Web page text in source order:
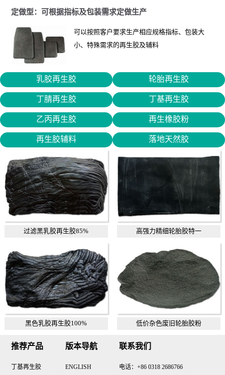
定做型：可根据指标及包装需求定做生产
可以按照客户要求生产相应规格指标、包装大
小、特殊需求的再生胶及辅料
乳胶再生胶 轮胎再生胶
丁腈再生胶 丁基再生胶
乙丙再生胶 再生橡胶粉
再生胶辅料 落地天然胶
过滤黑乳胶再生胶85% 高强力精细轮胎胶特一
黑色乳胶再生胶100% 低价杂色废旧轮胎胶粉
推荐产品
丁基再生胶
版本导航
ENGLISH
联系我们
电话：+86 0318 2686766